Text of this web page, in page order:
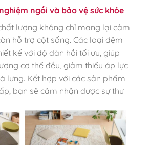
ngồi và bảo vệ sức khỏe
lượng không chỉ mang lại cảm
hỗ trợ cột sống. Các loại đệm
kế với độ đàn hồi tối ưu, giúp
cơ thể đều, giảm thiểu áp lực
lưng. Kết hợp với các sản phẩm
bạn sẽ cảm nhận được sự thư